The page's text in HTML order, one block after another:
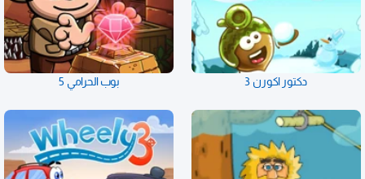
دكتور اكورن 3 بوب الحرامي 5